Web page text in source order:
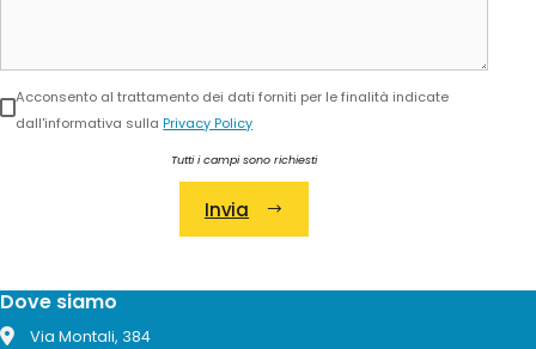
Acconsento al trattamento dei dati forniti per le finalità indicate
dall'informativa sullaPrivacy Policy
Tutti i campi sono richiesti
Invia
Dove siamo
Via Montali, 384